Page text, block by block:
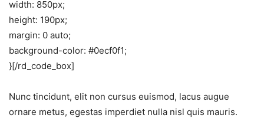
width: 850px;
height: 190px;
margin: 0 auto;
background-color: #0ecf0f1;
}[/rd_code_box]
Nunc tincidunt, elit non cursus euismod, lacus augue
ornare metus, egestas imperdiet nulla nisl quis mauris.